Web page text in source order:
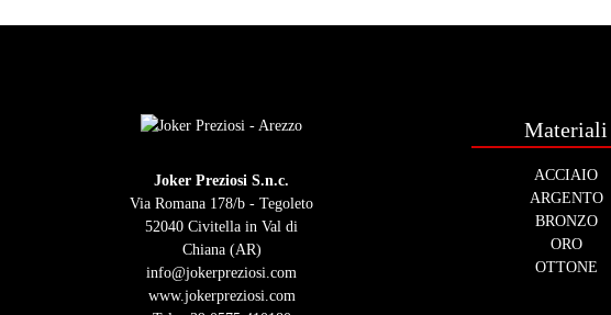
Joker Preziosi S.n.c.
Via Romana 178/b - Tegoleto
52040 Civitella in Val di
Chiana (AR)
info@jokerpreziosi.com
www.jokerpreziosi.com
Materiali
ACCIAIO
ARGENTO
BRONZO
ORO
OTTONE